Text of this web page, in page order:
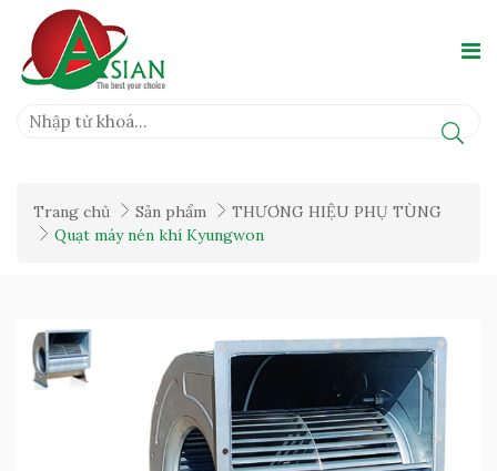
Trang chủ Sản phẩm
THƯƠNG HIỆU PHỤ TÙNG
Quạt máy nén khí Kyungwon